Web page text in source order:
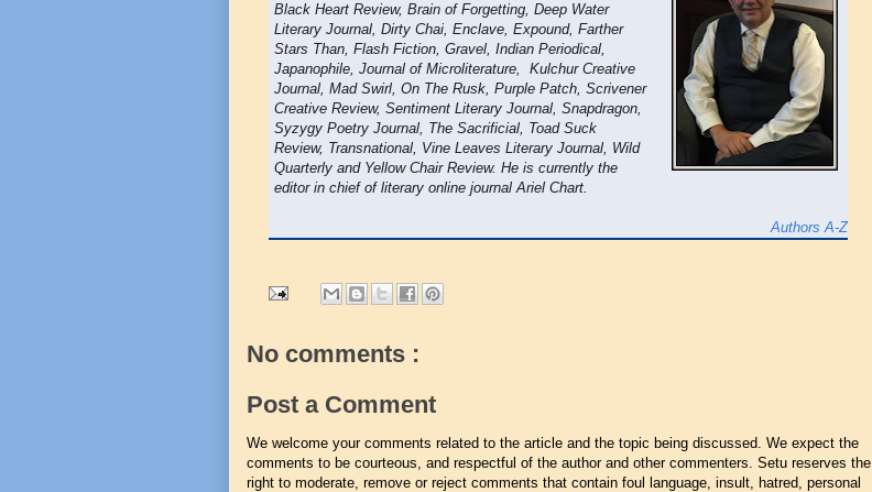
Black Heart Review, Brain of Forgetting, Deep Water
Literary Journal, Dirty Chai, Enclave, Expound, Farther
Stars Than, Flash Fiction, Gravel, Indian Periodical,
Japanophile, Journal of Microliterature, Kulchur Creative
Journal, Mad Swirl, On The Rusk, Purple Patch, Scrivener
Creative Review, Sentiment Literary Journal, Snapdragon,
Syzygy Poetry Journal, The Sacrificial, Toad Suck
Review, Transnational, Vine Leaves Literary Journal, Wild
Quarterly and Yellow Chair Review. He is currently the
editor in chief of literary online journal Ariel Chart.
Authors A-Z
No comments :
Post a Comment
We welcome your comments related to the article and the topic being discussed. We expect the
comments to be courteous, and respectful of the author and other commenters. Setu reserves the
right to moderate, remove or reject comments that contain foul language, insult, hatred, personal